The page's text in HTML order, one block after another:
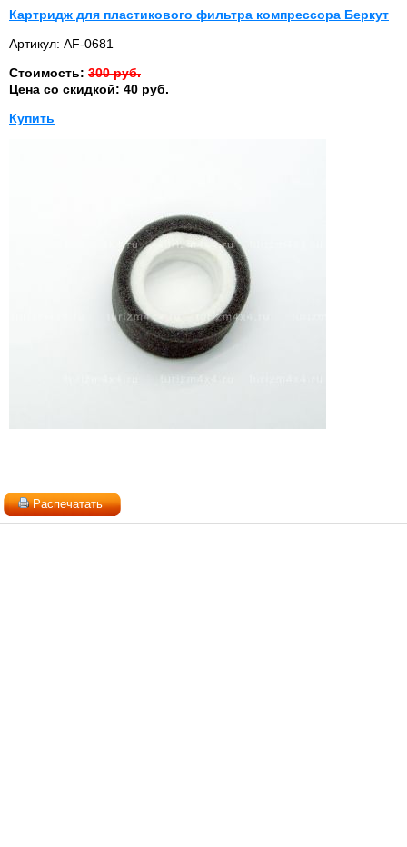
Картридж для пластикового фильтра компрессора Беркут
Артикул: AF-0681
Стоимость: 300 руб.
Цена со скидкой: 40 руб.
Купить
Распечатать